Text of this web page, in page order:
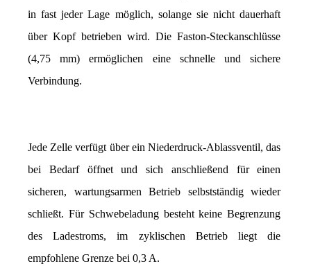
in fast jeder Lage möglich, solange sie nicht dauerhaft
über Kopf betrieben wird. Die Faston-Steckanschlüsse
(4,75 mm) ermöglichen eine schnelle und sichere
Verbindung.
Jede Zelle verfügt über ein Niederdruck-Ablassventil, das
bei Bedarf öffnet und sich anschließend für einen
sicheren, wartungsarmen Betrieb selbstständig wieder
schließt. Für Schwebeladung besteht keine Begrenzung
des Ladestroms, im zyklischen Betrieb liegt die
empfohlene Grenze bei 0,3 A.